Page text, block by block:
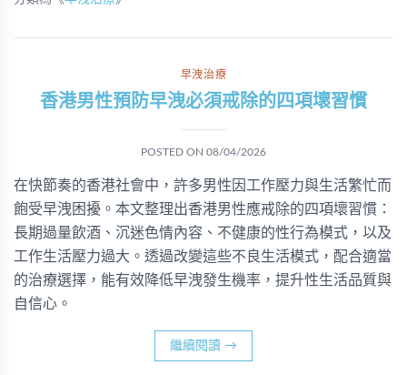
早洩治療
香港男性預防早洩必須戒除的四項壞習慣
POSTED ON 08/04/2026
在快節奏的香港社會中，許多男性因工作壓力與生活繁忙而
飽受早洩困擾。本文整理出香港男性應戒除的四項壞習慣：
長期過量飲酒、沉迷色情內容、不健康的性行為模式，以及
工作生活壓力過大。透過改變這些不良生活模式，配合適當
的治療選擇，能有效降低早洩發生機率，提升性生活品質與
自信心。
繼續閱讀 →